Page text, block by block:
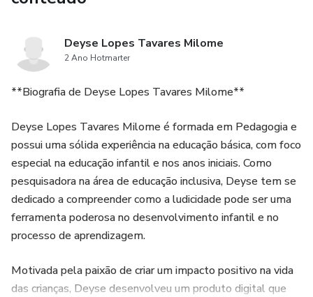
Deyse Lopes Tavares Milome
2 Ano Hotmarter
**Biografia de Deyse Lopes Tavares Milome**
Deyse Lopes Tavares Milome é formada em Pedagogia e
possui uma sólida experiência na educação básica, com foco
especial na educação infantil e nos anos iniciais. Como
pesquisadora na área de educação inclusiva, Deyse tem se
dedicado a compreender como a ludicidade pode ser uma
ferramenta poderosa no desenvolvimento infantil e no
processo de aprendizagem.
Motivada pela paixão de criar um impacto positivo na vida
das crianças, Deyse desenvolveu um produto digital que